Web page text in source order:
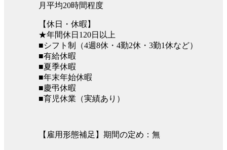
月平均20時間程度
【休日・休暇】
★年間休日120日以上
■シフト制（4週8休・4勤2休・3勤1休など）
■有給休暇
■夏季休暇
■年末年始休暇
■慶弔休暇
■育児休業（実績あり）
【雇用形態補足】期間の定め：無